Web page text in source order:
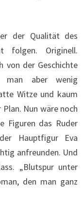
der Qualität des
folgen. Originell.
von der Geschichte
man aber wenig
Witze und kaum
Nun wäre noch
Figuren das Ruder
Hauptfigur Eva
anfreunden. Und
„Blutspur unter
den man ganz